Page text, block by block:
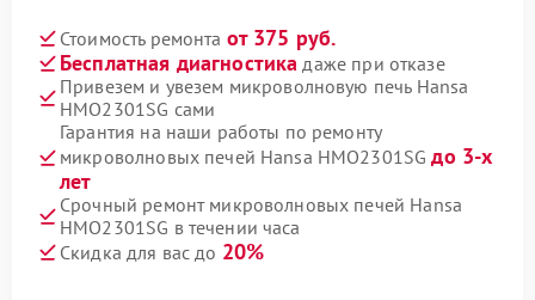
Стоимость ремонта от 375 руб.
Бесплатная диагностика даже при отказе
Привезем и увезем микроволновую печь Hansa
HMO2301SG сами
Гарантия на наши работы по ремонту
микроволновых печей Hansa HMO2301SGдо 3-х
лет
Срочный ремонт микроволновых печей Hansa
HMO2301SG в течении часа
Скидка для вас до 20%